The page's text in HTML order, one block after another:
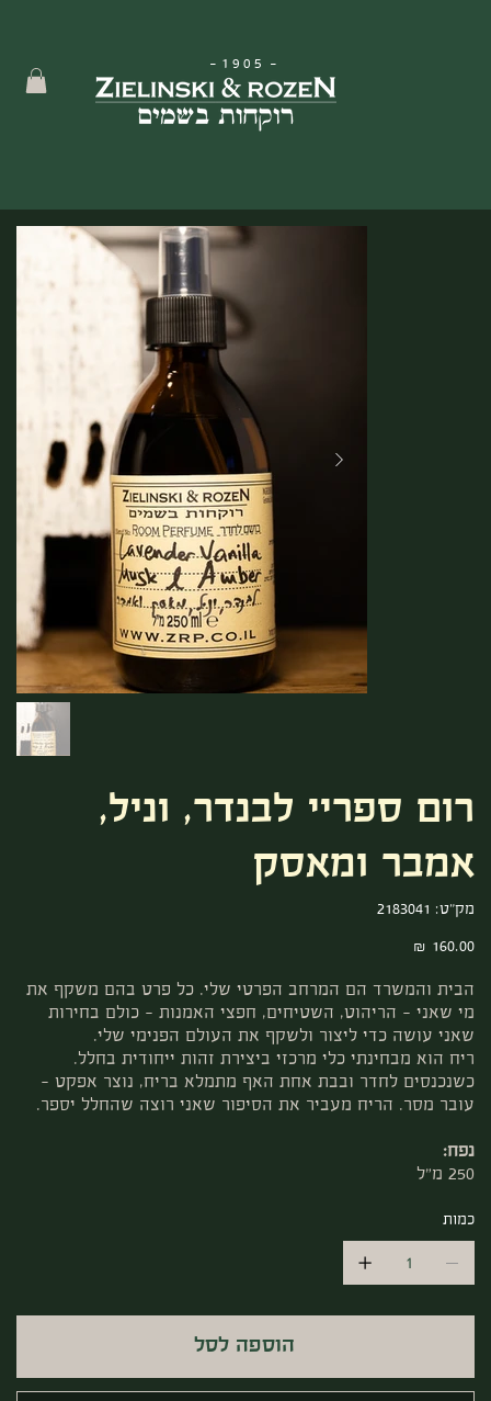
- 1905 -
רום ספריי לבנדר, וניל,
אמבר ומאסק
מק"ט:
מק"ט
2183041
מחיר
הבית והמשרד הם המרחב הפרטי שלי. כל פרט בהם משקף את
מי שאני – הריהוט, השטיחים, חפצי האמנות – כולם בחירות
שאני עושה כדי ליצור ולשקף את העולם הפנימי שלי.
ריח הוא מבחינתי כלי מרכזי ביצירת זהות ייחודית בחלל.
כשנכנסים לחדר ובבת אחת האף מתמלא בריח, נוצר אפקט –
עובר מסר. הריח מעביר את הסיפור שאני רוצה שהחלל יספר.
נפח:
250 מ"ל
כמות
הוספה לסל